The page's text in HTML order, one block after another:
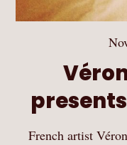
presents
French artist